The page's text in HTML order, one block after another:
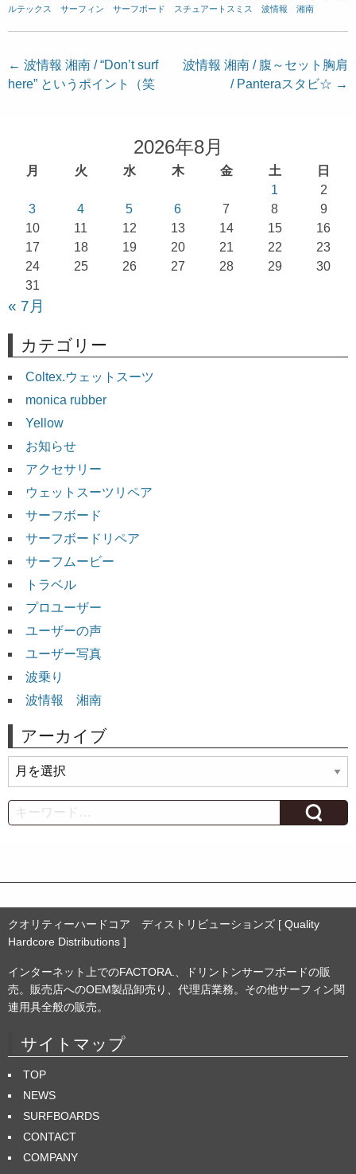
ルテックス
サーフィン サーフボード スチュアートスミス 波情報 湘南
投
稿
← 波情報 湘南 / “Don’t surf
here” というポイント（笑
波情報 湘南 / 腹～セット胸肩
/ Panteraスタビ☆ →
2026年8月
月 火 水 木 金 土
日
1
2
3
4 5 6 7 8
9
10
11 12 13 14 15
16
17
18 19 20 21 22
23
24
25 26 27 28 29
30
31
« 7月
カテゴリー
Coltex.ウェットスーツ
monica rubber
Yellow
お知らせ
アクセサリー
ウェットスーツリペア
サーフボード
サーフボードリペア
サーフムービー
トラベル
プロユーザー
ユーザーの声
ユーザー写真
波乗り
波情報 湘南
アーカイブ
ー
カ
イ
Search
クオリティーハードコア ディストリビューションズ [ Quality
Hardcore Distributions ]
インターネット上でのFACTORA.、ドリントンサーフボードの販
売。販売店へのOEM製品卸売り、代理店業務。その他サーフィン関
連用具全般の販売。
サイトマップ
TOP
NEWS
SURFBOARDS
CONTACT
COMPANY